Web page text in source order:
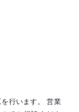
行います。
営業